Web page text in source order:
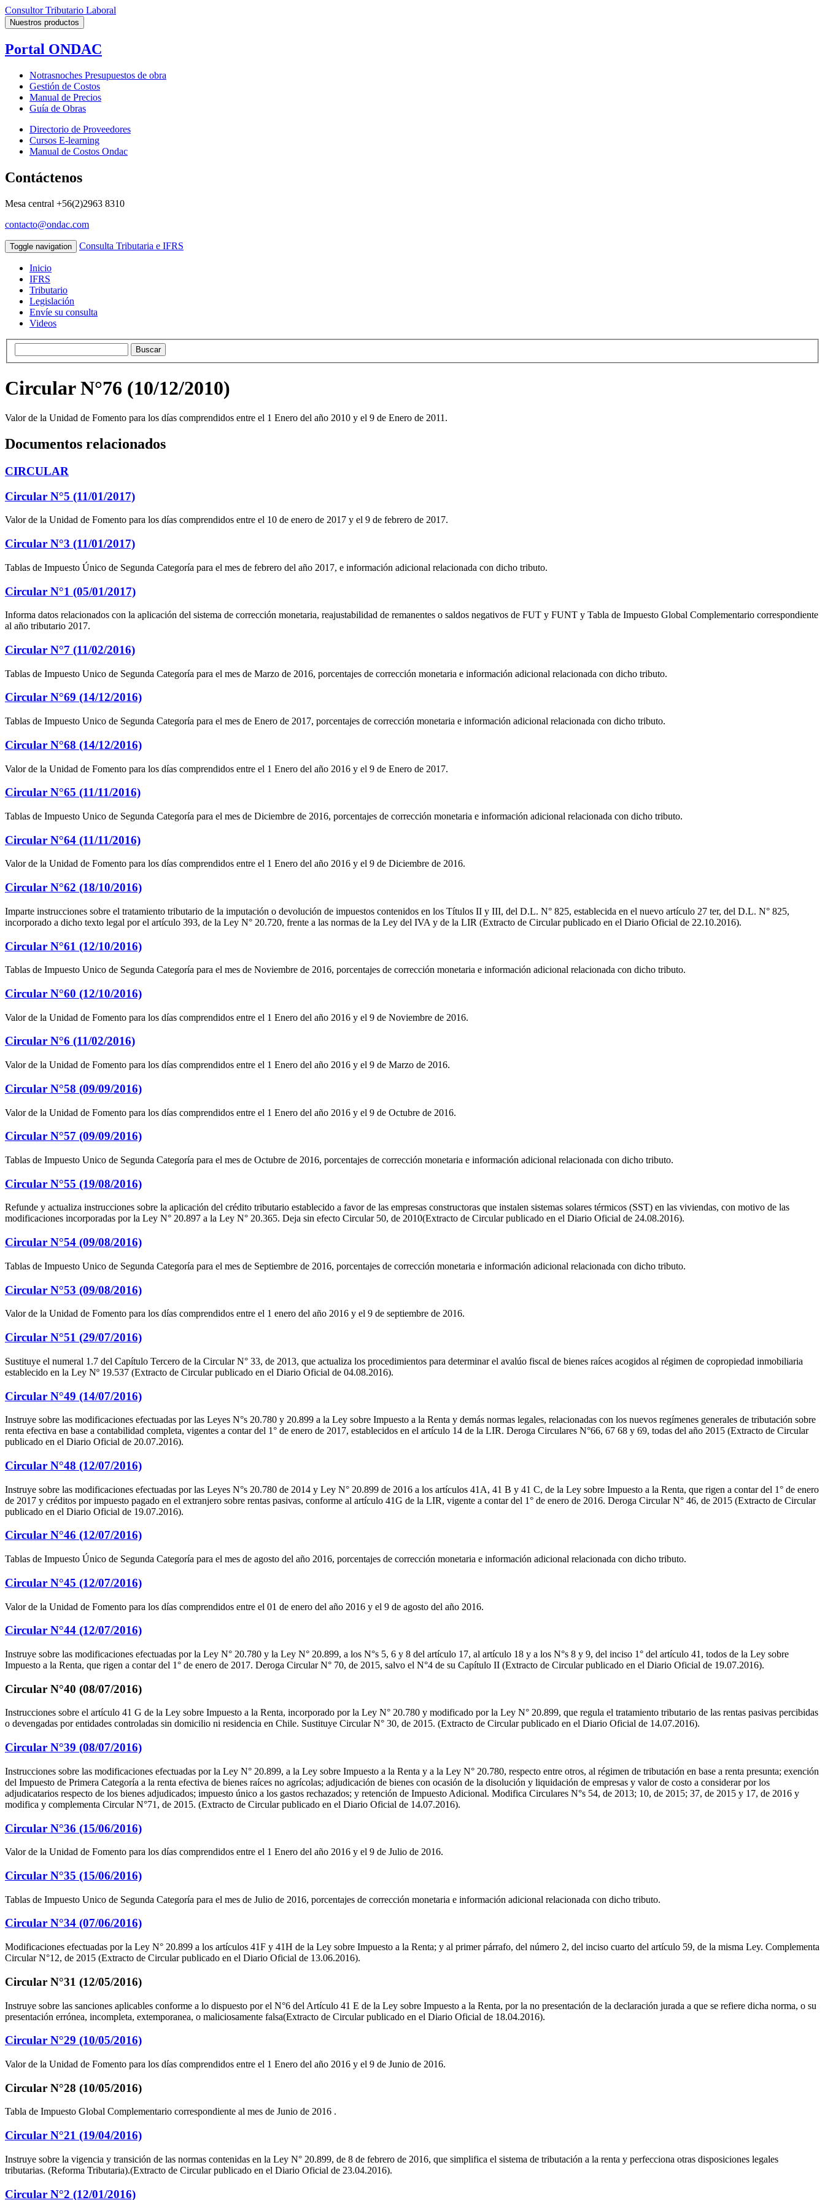
Consultor Tributario Laboral
Nuestros productos
Portal ONDAC
Notrasnoches Presupuestos de obra
Gestión de Costos
Manual de Precios
Guía de Obras
Directorio de Proveedores
Cursos E-learning
Manual de Costos Ondac
Contáctenos
Mesa central +56(2)2963 8310
contacto@ondac.com
Toggle navigation Consulta Tributaria e IFRS
Inicio
IFRS
Tributario
Legislación
Envíe su consulta
Videos
Circular N°76 (10/12/2010)
Valor de la Unidad de Fomento para los días comprendidos entre el 1 Enero del año 2010 y el 9 de Enero de 2011.
Documentos relacionados
CIRCULAR
Circular N°5 (11/01/2017)
Valor de la Unidad de Fomento para los días comprendidos entre el 10 de enero de 2017 y el 9 de febrero de 2017.
Circular N°3 (11/01/2017)
Tablas de Impuesto Único de Segunda Categoría para el mes de febrero del año 2017, e información adicional relacionada con dicho tributo.
Circular N°1 (05/01/2017)
Informa datos relacionados con la aplicación del sistema de corrección monetaria, reajustabilidad de remanentes o saldos negativos de FUT y FUNT y Tabla de Impuesto Global Complementario correspondiente
al año tributario 2017.
Circular N°7 (11/02/2016)
Tablas de Impuesto Unico de Segunda Categoría para el mes de Marzo de 2016, porcentajes de corrección monetaria e información adicional relacionada con dicho tributo.
Circular N°69 (14/12/2016)
Tablas de Impuesto Unico de Segunda Categoría para el mes de Enero de 2017, porcentajes de corrección monetaria e información adicional relacionada con dicho tributo.
Circular N°68 (14/12/2016)
Valor de la Unidad de Fomento para los días comprendidos entre el 1 Enero del año 2016 y el 9 de Enero de 2017.
Circular N°65 (11/11/2016)
Tablas de Impuesto Unico de Segunda Categoría para el mes de Diciembre de 2016, porcentajes de corrección monetaria e información adicional relacionada con dicho tributo.
Circular N°64 (11/11/2016)
Valor de la Unidad de Fomento para los días comprendidos entre el 1 Enero del año 2016 y el 9 de Diciembre de 2016.
Circular N°62 (18/10/2016)
Imparte instrucciones sobre el tratamiento tributario de la imputación o devolución de impuestos contenidos en los Títulos II y III, del D.L. N° 825, establecida en el nuevo artículo 27 ter, del D.L. N° 825,
incorporado a dicho texto legal por el artículo 393, de la Ley N° 20.720, frente a las normas de la Ley del IVA y de la LIR (Extracto de Circular publicado en el Diario Oficial de 22.10.2016).
Circular N°61 (12/10/2016)
Tablas de Impuesto Unico de Segunda Categoría para el mes de Noviembre de 2016, porcentajes de corrección monetaria e información adicional relacionada con dicho tributo.
Circular N°60 (12/10/2016)
Valor de la Unidad de Fomento para los días comprendidos entre el 1 Enero del año 2016 y el 9 de Noviembre de 2016.
Circular N°6 (11/02/2016)
Valor de la Unidad de Fomento para los días comprendidos entre el 1 Enero del año 2016 y el 9 de Marzo de 2016.
Circular N°58 (09/09/2016)
Valor de la Unidad de Fomento para los días comprendidos entre el 1 Enero del año 2016 y el 9 de Octubre de 2016.
Circular N°57 (09/09/2016)
Tablas de Impuesto Unico de Segunda Categoría para el mes de Octubre de 2016, porcentajes de corrección monetaria e información adicional relacionada con dicho tributo.
Circular N°55 (19/08/2016)
Refunde y actualiza instrucciones sobre la aplicación del crédito tributario establecido a favor de las empresas constructoras que instalen sistemas solares térmicos (SST) en las viviendas, con motivo de las
modificaciones incorporadas por la Ley N° 20.897 a la Ley N° 20.365. Deja sin efecto Circular 50, de 2010(Extracto de Circular publicado en el Diario Oficial de 24.08.2016).
Circular N°54 (09/08/2016)
Tablas de Impuesto Unico de Segunda Categoría para el mes de Septiembre de 2016, porcentajes de corrección monetaria e información adicional relacionada con dicho tributo.
Circular N°53 (09/08/2016)
Valor de la Unidad de Fomento para los días comprendidos entre el 1 enero del año 2016 y el 9 de septiembre de 2016.
Circular N°51 (29/07/2016)
Sustituye el numeral 1.7 del Capítulo Tercero de la Circular N° 33, de 2013, que actualiza los procedimientos para determinar el avalúo fiscal de bienes raíces acogidos al régimen de copropiedad inmobiliaria
establecido en la Ley Nº 19.537 (Extracto de Circular publicado en el Diario Oficial de 04.08.2016).
Circular N°49 (14/07/2016)
Instruye sobre las modificaciones efectuadas por las Leyes N°s 20.780 y 20.899 a la Ley sobre Impuesto a la Renta y demás normas legales, relacionadas con los nuevos regímenes generales de tributación sobre
renta efectiva en base a contabilidad completa, vigentes a contar del 1° de enero de 2017, establecidos en el artículo 14 de la LIR. Deroga Circulares N°66, 67 68 y 69, todas del año 2015 (Extracto de Circular
publicado en el Diario Oficial de 20.07.2016).
Circular N°48 (12/07/2016)
Instruye sobre las modificaciones efectuadas por las Leyes N°s 20.780 de 2014 y Ley N° 20.899 de 2016 a los artículos 41A, 41 B y 41 C, de la Ley sobre Impuesto a la Renta, que rigen a contar del 1° de enero
de 2017 y créditos por impuesto pagado en el extranjero sobre rentas pasivas, conforme al artículo 41G de la LIR, vigente a contar del 1° de enero de 2016. Deroga Circular N° 46, de 2015 (Extracto de Circular
publicado en el Diario Oficial de 19.07.2016).
Circular N°46 (12/07/2016)
Tablas de Impuesto Único de Segunda Categoría para el mes de agosto del año 2016, porcentajes de corrección monetaria e información adicional relacionada con dicho tributo.
Circular N°45 (12/07/2016)
Valor de la Unidad de Fomento para los días comprendidos entre el 01 de enero del año 2016 y el 9 de agosto del año 2016.
Circular N°44 (12/07/2016)
Instruye sobre las modificaciones efectuadas por la Ley N° 20.780 y la Ley N° 20.899, a los N°s 5, 6 y 8 del artículo 17, al artículo 18 y a los N°s 8 y 9, del inciso 1° del artículo 41, todos de la Ley sobre
Impuesto a la Renta, que rigen a contar del 1° de enero de 2017. Deroga Circular N° 70, de 2015, salvo el N°4 de su Capítulo II (Extracto de Circular publicado en el Diario Oficial de 19.07.2016).
Circular N°40 (08/07/2016)
Instrucciones sobre el artículo 41 G de la Ley sobre Impuesto a la Renta, incorporado por la Ley N° 20.780 y modificado por la Ley N° 20.899, que regula el tratamiento tributario de las rentas pasivas percibidas
o devengadas por entidades controladas sin domicilio ni residencia en Chile. Sustituye Circular N° 30, de 2015. (Extracto de Circular publicado en el Diario Oficial de 14.07.2016).
Circular N°39 (08/07/2016)
Instrucciones sobre las modificaciones efectuadas por la Ley N° 20.899, a la Ley sobre Impuesto a la Renta y a la Ley N° 20.780, respecto entre otros, al régimen de tributación en base a renta presunta; exención
del Impuesto de Primera Categoría a la renta efectiva de bienes raíces no agrícolas; adjudicación de bienes con ocasión de la disolución y liquidación de empresas y valor de costo a considerar por los
adjudicatarios respecto de los bienes adjudicados; impuesto único a los gastos rechazados; y retención de Impuesto Adicional. Modifica Circulares N°s 54, de 2013; 10, de 2015; 37, de 2015 y 17, de 2016 y
modifica y complementa Circular N°71, de 2015. (Extracto de Circular publicado en el Diario Oficial de 14.07.2016).
Circular N°36 (15/06/2016)
Valor de la Unidad de Fomento para los días comprendidos entre el 1 Enero del año 2016 y el 9 de Julio de 2016.
Circular N°35 (15/06/2016)
Tablas de Impuesto Unico de Segunda Categoría para el mes de Julio de 2016, porcentajes de corrección monetaria e información adicional relacionada con dicho tributo.
Circular N°34 (07/06/2016)
Modificaciones efectuadas por la Ley N° 20.899 a los artículos 41F y 41H de la Ley sobre Impuesto a la Renta; y al primer párrafo, del número 2, del inciso cuarto del artículo 59, de la misma Ley. Complementa
Circular N°12, de 2015 (Extracto de Circular publicado en el Diario Oficial de 13.06.2016).
Circular N°31 (12/05/2016)
Instruye sobre las sanciones aplicables conforme a lo dispuesto por el N°6 del Artículo 41 E de la Ley sobre Impuesto a la Renta, por la no presentación de la declaración jurada a que se refiere dicha norma, o su
presentación errónea, incompleta, extemporanea, o maliciosamente falsa(Extracto de Circular publicado en el Diario Oficial de 18.04.2016).
Circular N°29 (10/05/2016)
Valor de la Unidad de Fomento para los días comprendidos entre el 1 Enero del año 2016 y el 9 de Junio de 2016.
Circular N°28 (10/05/2016)
Tabla de Impuesto Global Complementario correspondiente al mes de Junio de 2016 .
Circular N°21 (19/04/2016)
Instruye sobre la vigencia y transición de las normas contenidas en la Ley N° 20.899, de 8 de febrero de 2016, que simplifica el sistema de tributación a la renta y perfecciona otras disposiciones legales
tributarias. (Reforma Tributaria).(Extracto de Circular publicado en el Diario Oficial de 23.04.2016).
Circular N°2 (12/01/2016)